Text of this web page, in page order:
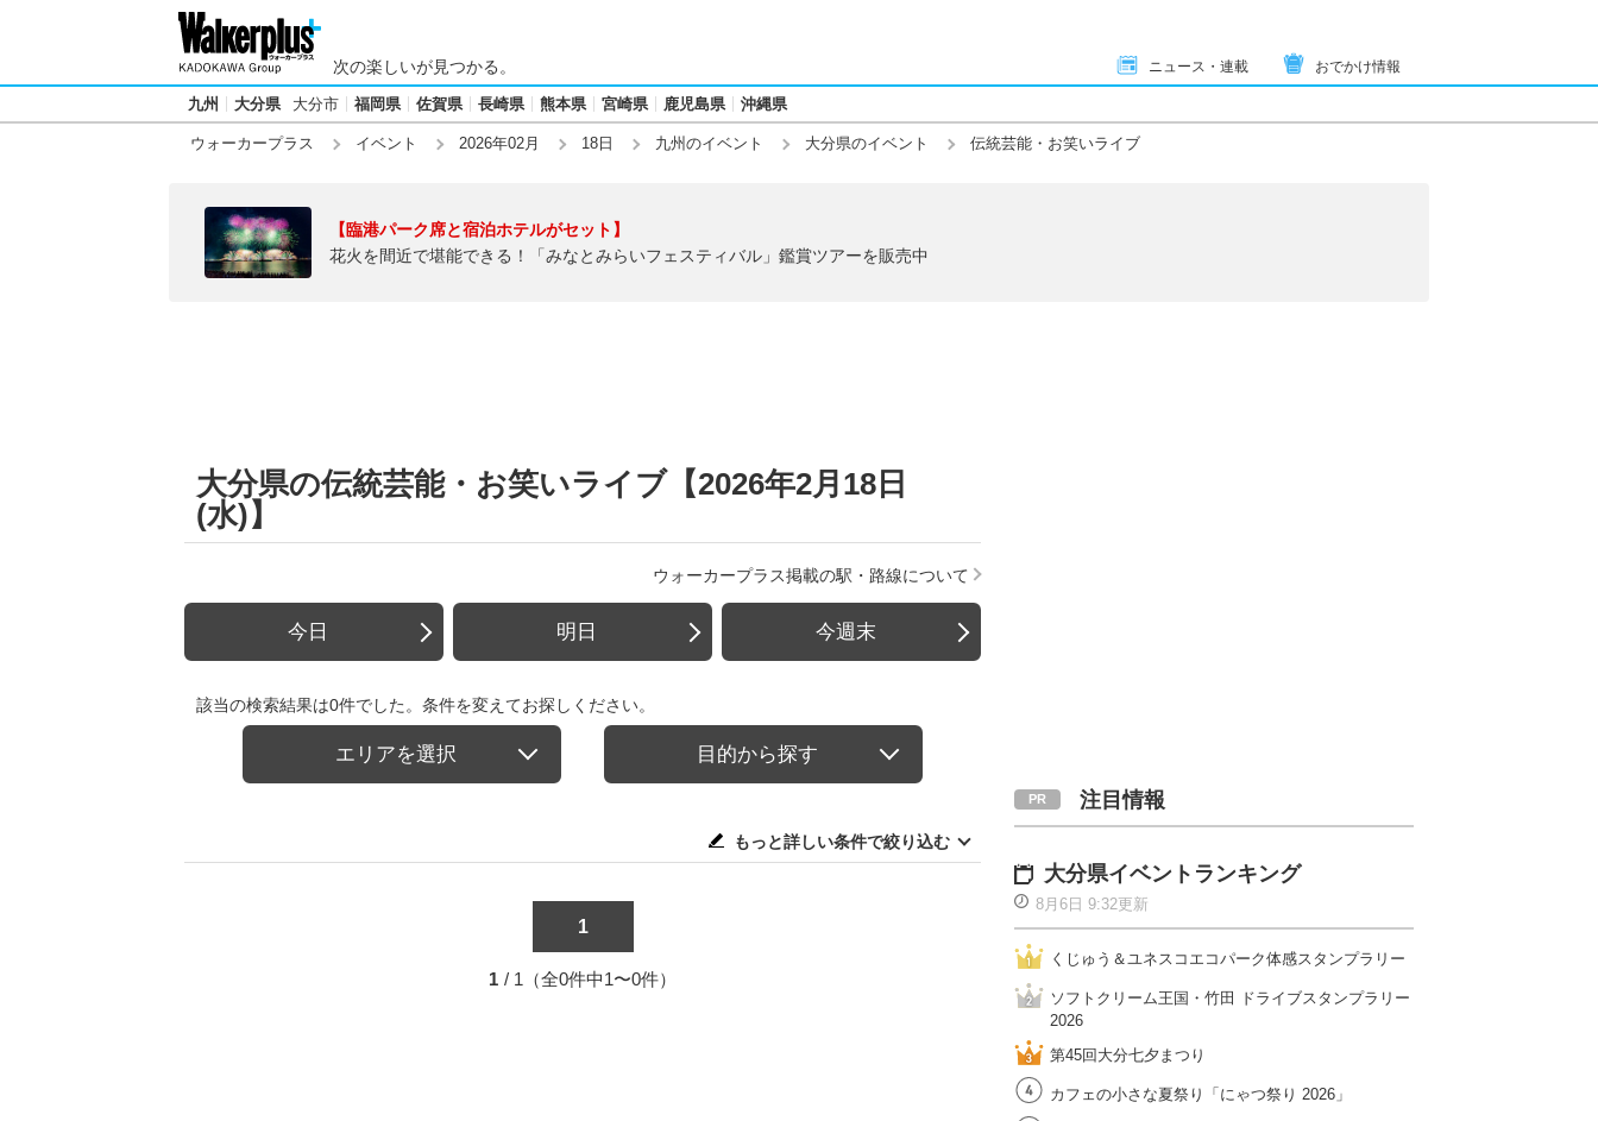
次の楽しいが見つかる。 ニュース・連載 おでかけ情報
九州 大分県 大分市 福岡県 佐賀県 長崎県 熊本県 宮崎県 鹿児島県 沖縄県
ウォーカープラス イベント 2026年02月 18日 九州のイベント 大分県のイベント 伝統芸能・お笑いライブ
【臨港パーク席と宿泊ホテルがセット】
花火を間近で堪能できる！「みなとみらいフェスティバル」鑑賞ツアーを販売中
大分県の伝統芸能・お笑いライブ【2026年2月18日
(水)】
ウォーカープラス掲載の駅・路線について
今日 明日 今週末
該当の検索結果は0件でした。条件を変えてお探しください。
エリアを選択 目的から探す
もっと詳しい条件で絞り込む
1
1 / 1（全0件中1〜0件）
注目情報
大分県イベントランキング
8月6日 9:32更新
くじゅう＆ユネスコエコパーク体感スタンプラリー
ソフトクリーム王国・竹田 ドライブスタンプラリー
2026
第45回大分七夕まつり
カフェの小さな夏祭り「にゃつ祭り 2026」